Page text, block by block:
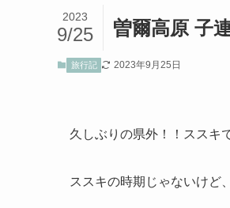
曽爾高原 子
2023
9/25
旅行記 2023年9月25日
久しぶりの県外！！ススキ
ススキの時期じゃないけど